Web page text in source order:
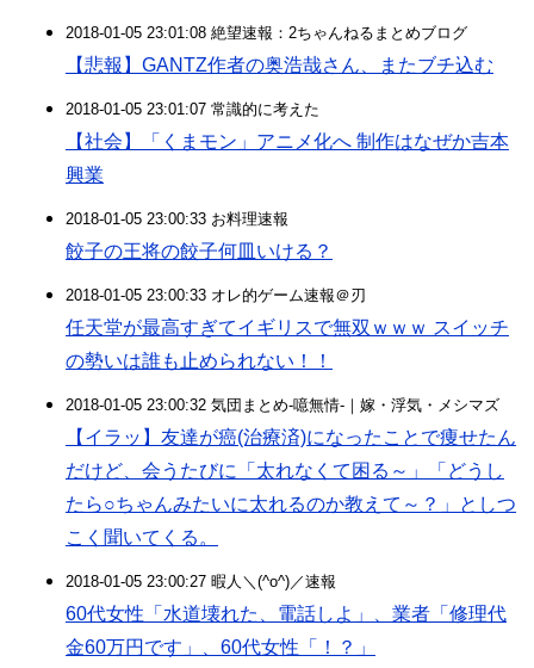
2018-01-05 23:01:08 絶望速報：2ちゃんねるまとめブログ
【悲報】GANTZ作者の奥浩哉さん、またブチ込む
2018-01-05 23:01:07 常識的に考えた
【社会】「くまモン」アニメ化へ 制作はなぜか吉本
興業
2018-01-05 23:00:33 お料理速報
餃子の王将の餃子何皿いける？
2018-01-05 23:00:33 オレ的ゲーム速報＠刃
任天堂が最高すぎてイギリスで無双ｗｗｗ スイッチ
の勢いは誰も止められない！！
2018-01-05 23:00:32 気団まとめ-噫無情-｜嫁・浮気・メシマズ
【イラッ】友達が癌(治療済)になったことで痩せたん
だけど、会うたびに「太れなくて困る～」「どうし
たら○ちゃんみたいに太れるのか教えて～？」としつ
こく聞いてくる。
2018-01-05 23:00:27 暇人＼(^o^)／速報
60代女性「水道壊れた、電話しよ」、業者「修理代
金60万円です」、60代女性「！？」